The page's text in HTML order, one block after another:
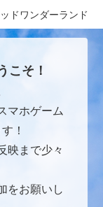
ドワンダーランド
こそ！
マホゲーム
！
映まで少々
をお願いし